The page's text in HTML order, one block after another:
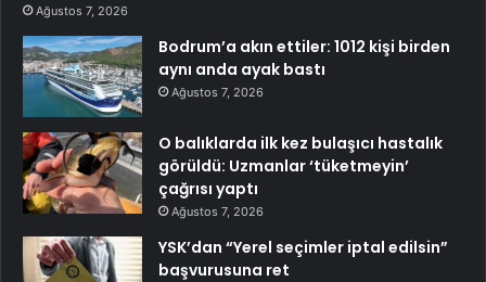
Ağustos 7, 2026
Bodrum’a akın ettiler: 1012 kişi birden
aynı anda ayak bastı
Ağustos 7, 2026
O balıklarda ilk kez bulaşıcı hastalık
görüldü: Uzmanlar ‘tüketmeyin’
çağrısı yaptı
Ağustos 7, 2026
YSK’dan “Yerel seçimler iptal edilsin”
başvurusuna ret